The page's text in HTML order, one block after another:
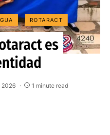
ROTARACT
es
2026 1 minute read